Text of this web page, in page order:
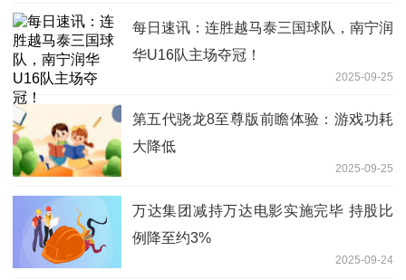
每日速讯：连胜越马泰三国球队，南宁润
华U16队主场夺冠！
2025-09-25
第五代骁龙8至尊版前瞻体验：游戏功耗
大降低
2025-09-25
万达集团减持万达电影实施完毕 持股比
例降至约3%
2025-09-24